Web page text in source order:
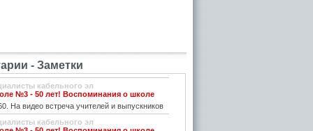
- Заметки
кабельного эл
№3 - 50 лет! Воспоминания о школе
На видео встреча учителей и выпускников
кабельного эл